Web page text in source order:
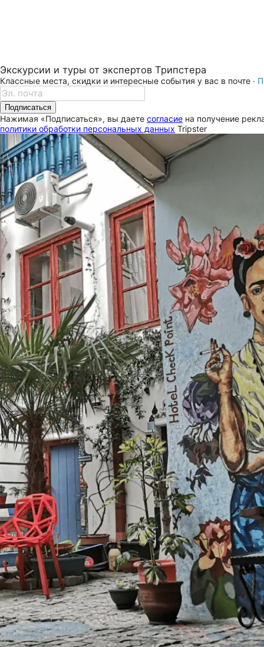
Экскурсии и туры от экспертов Трипстера
Классные места, скидки и интересные события у вас в почте ·
Подписаться
Нажимая «Подписаться», вы даете согласие на получение
политики обработки персональных данных Tripster